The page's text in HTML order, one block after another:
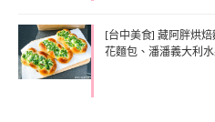
[台中美食] 藏阿胖烘
花麵包、潘潘義大利